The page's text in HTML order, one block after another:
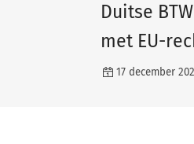
Duitse
met EU-
17 december